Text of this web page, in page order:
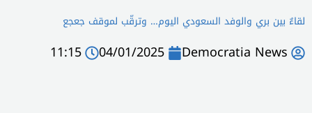
لقاءٌ بين بري والوفد السعودي اليوم… وترقّب لموقف جعجع
Democratia News
04/01/2025
11:15